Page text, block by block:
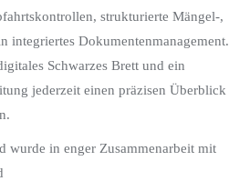
strukturierte Mängel-,
integriertes Dokumentenmanagement.
Schwarzes Brett und ein
jederzeit einen präzisen Überblick
wurde in enger Zusammenarbeit mit